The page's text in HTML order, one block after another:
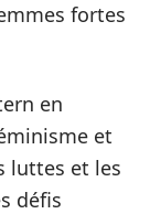
fortes
en
et
luttes et les
défis